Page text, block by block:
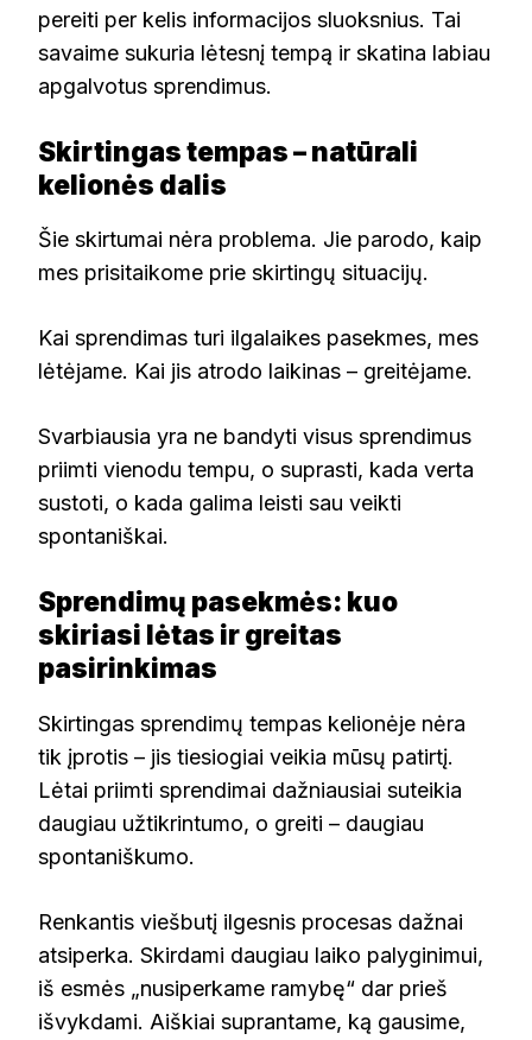
pereiti per kelis informacijos sluoksnius. Tai
savaime sukuria lėtesnį tempą ir skatina labiau
apgalvotus sprendimus.
Skirtingas tempas – natūrali
kelionės dalis
Šie skirtumai nėra problema. Jie parodo, kaip
mes prisitaikome prie skirtingų situacijų.
Kai sprendimas turi ilgalaikes pasekmes, mes
lėtėjame. Kai jis atrodo laikinas – greitėjame.
Svarbiausia yra ne bandyti visus sprendimus
priimti vienodu tempu, o suprasti, kada verta
sustoti, o kada galima leisti sau veikti
spontaniškai.
Sprendimų pasekmės: kuo
skiriasi lėtas ir greitas
pasirinkimas
Skirtingas sprendimų tempas kelionėje nėra
tik įprotis – jis tiesiogiai veikia mūsų patirtį.
Lėtai priimti sprendimai dažniausiai suteikia
daugiau užtikrintumo, o greiti – daugiau
spontaniškumo.
Renkantis viešbutį ilgesnis procesas dažnai
atsiperka. Skirdami daugiau laiko palyginimui,
iš esmės „nusiperkame ramybę“ dar prieš
išvykdami. Aiškiai suprantame, ką gausime,